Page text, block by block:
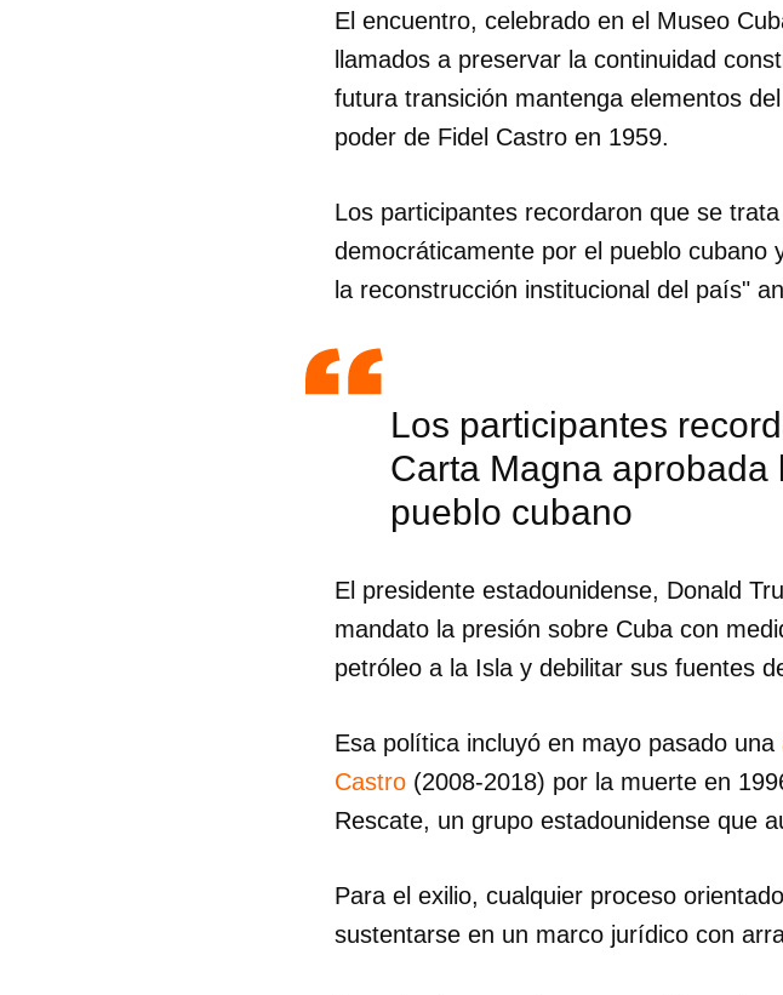
Guardar como favorito
Para poder guardar como
cuenta de 14ymedio.
El encuentro, celebrado en el Museo
llamados a preservar la continuidad
futura transición mantenga elementos
poder de Fidel Castro en 1959.
Los participantes recordaron que se
democráticamente por el pueblo
la reconstrucción institucional del país"
Los participantes
Carta Magna aprobada
pueblo cubano
El presidente estadounidense, Donald
mandato la presión sobre Cuba con
petróleo a la Isla y debilitar sus fuentes
Esa política incluyó en mayo pasado una
Castro (2008-2018) por la muerte en
Rescate, un grupo estadounidense que
Para el exilio, cualquier proceso
sustentarse en un marco jurídico con